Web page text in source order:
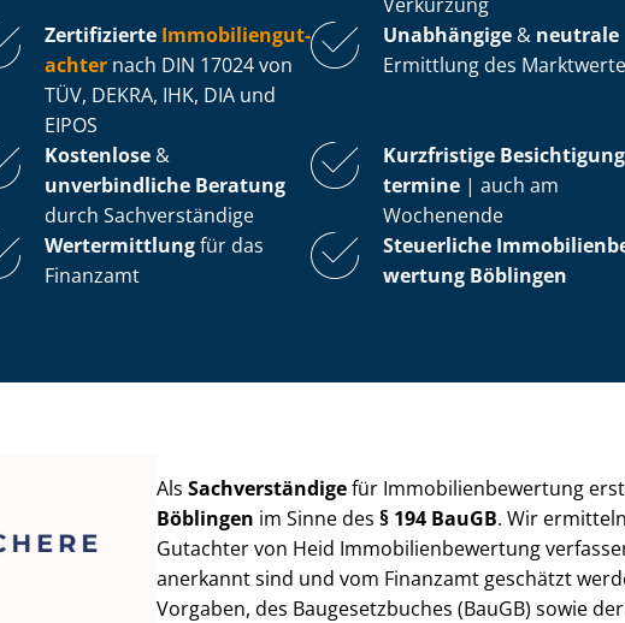
Zertifizierte Im­mo­bi­li­en­gut­
ach­ter nach DIN 17024 von
TÜV, DEKRA, IHK, DIA und
EIPOS
Unabhängige & neutrale
Ermittlung des
Kostenlose &
unverbindliche Beratung
durch Sachverständige
Kurzfristige
ter­mi­ne | auch am
Wochenende
Wertermittlungfür das
Finanzamt
Steuerliche
wer­tung Böblingen
AlsSachverständigefür Im­mo­bi­li­en­be­wer­tung
Böblingen im Sinne des§ 194 BauGB. Wir
Gutachter von Heid Im­mo­bi­li­en­be­wer­tung
anerkannt sind und vom Finanzamt geschätzt
Vorgaben, des Baugesetzbuches (BauGB) sowie